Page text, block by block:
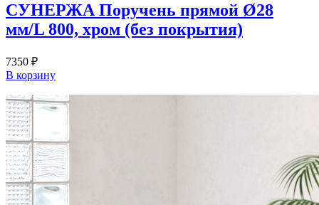
СУНЕРЖА Поручень прямой Ø28
мм/L 800, хром (без покрытия)
7350 ₽
В корзину